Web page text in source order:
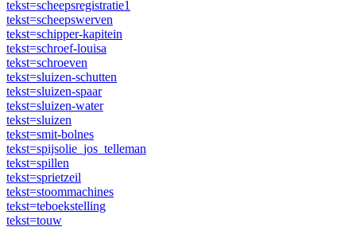
tekst=scheepsregistratie1
tekst=scheepswerven
tekst=schipper-kapitein
tekst=schroef-louisa
tekst=schroeven
tekst=sluizen-schutten
tekst=sluizen-spaar
tekst=sluizen-water
tekst=sluizen
tekst=smit-bolnes
tekst=spijsolie_jos_telleman
tekst=spillen
tekst=sprietzeil
tekst=stoommachines
tekst=teboekstelling
tekst=touw